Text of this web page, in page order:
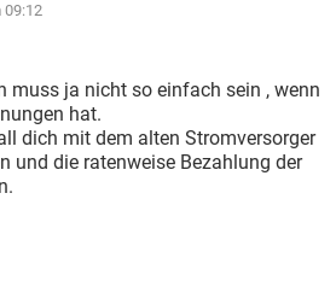
09:12
muss ja nicht so einfach sein , wenn
hat.
dich mit dem alten Stromversorger
und die ratenweise Bezahlung der